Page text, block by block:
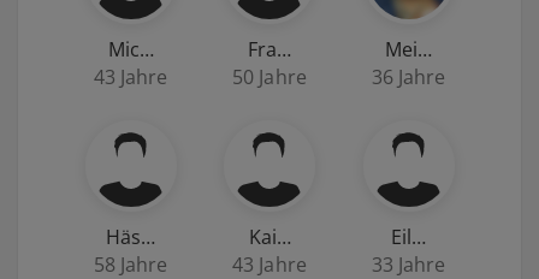
Mic…
43 Jahre
Fra…
50 Jahre
Mei…
36 Jahre
Häs…
58 Jahre
Kai…
43 Jahre
Eil…
33 Jahre